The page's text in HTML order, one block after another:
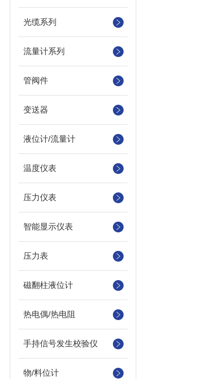
光缆系列
流量计系列
管阀件
变送器
液位计/流量计
温度仪表
压力仪表
智能显示仪表
压力表
磁翻柱液位计
热电偶/热电阻
手持信号发生校验仪
物/料位计